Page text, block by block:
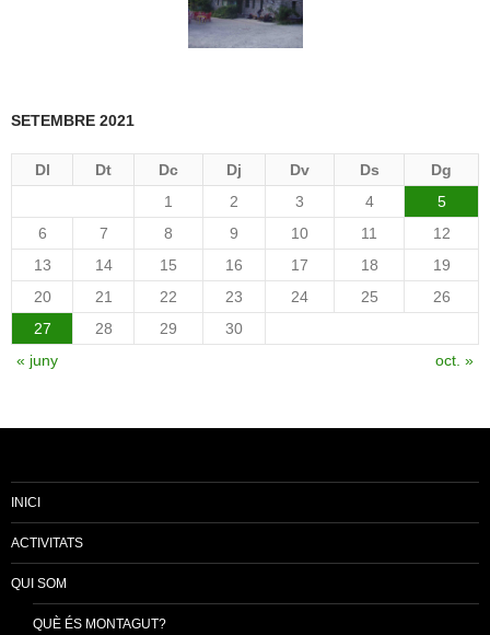
SETEMBRE 2021
Dl Dt Dc Dj Dv Ds
Dg
1
2 3 4
5
6
7 8 9 10 11
12
13
14 15 16 17 18
19
20
21 22 23 24 25
26
27
28 29
30
« juny
oct. »
INICI
ACTIVITATS
QUI SOM
QUÈ ÉS MONTAGUT?